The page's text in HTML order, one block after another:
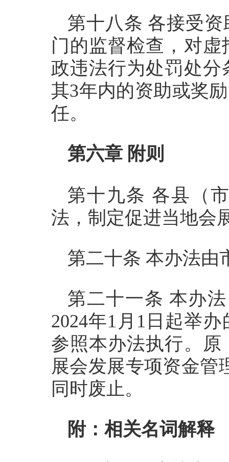
第十八条 各接受
门的监督检查，对
政违法行为处罚处
其3年内的资助或奖
任。
第六章 附则
第十九条 各县（
法，制定促进当地会
第二十条 本办法由
第二十一条 本办
2024年1月1日起举
参照本办法执行。
展会发展专项资金管
同时废止。
附：相关名词解释